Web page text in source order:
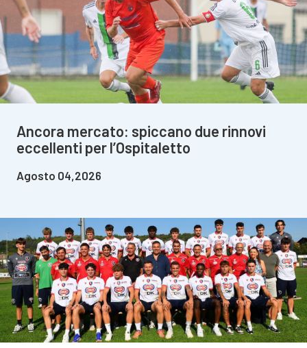
Ancora mercato: spiccano due rinnovi
eccellenti per l’Ospitaletto
Agosto 04,2026